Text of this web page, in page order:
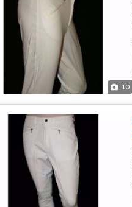
10